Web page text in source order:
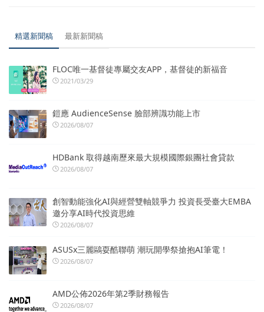
精選新聞稿 最新新聞稿
FLOC唯一基督徒專屬交友APP，基督徒的新福音
2021/03/29
鎧應 AudienceSense 臉部辨識功能上市
2026/08/07
HDBank 取得越南歷來最大規模國際銀團社會貸款
2026/08/07
創智動能強化AI與經營雙軸競爭力 投資長受臺大EMBA
邀分享AI時代投資思維
2026/08/07
ASUSx三麗鷗耍酷聯萌 潮玩開學祭搶抱AI筆電！
2026/08/07
AMD公佈2026年第2季財務報告
2026/08/07